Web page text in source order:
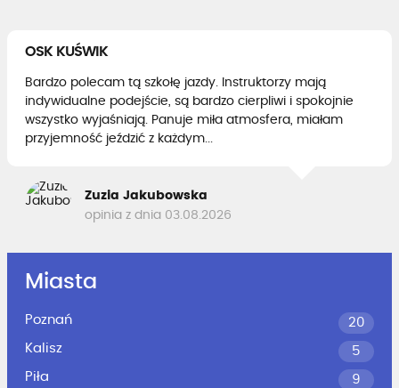
OSK KUŚWIK
Bardzo polecam tą szkołę jazdy. Instruktorzy mają
indywidualne podejście, są bardzo cierpliwi i spokojnie
wszystko wyjaśniają. Panuje miła atmosfera, miałam
przyjemność jeździć z każdym...
Zuzia Jakubowska
opinia z dnia 03.08.2026
Miasta
Poznań
20
Kalisz
5
Piła
9